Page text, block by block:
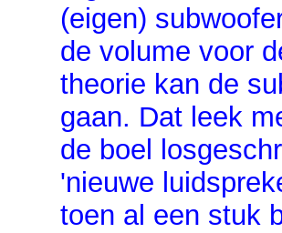
(eigen)
de volume voor
theorie kan de
gaan. Dat leek
de boel
'nieuwe
toen al een stuk